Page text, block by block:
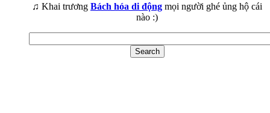
♫ Khai trương Bách hóa di động mọi người ghé ủng hộ cái
nào :)